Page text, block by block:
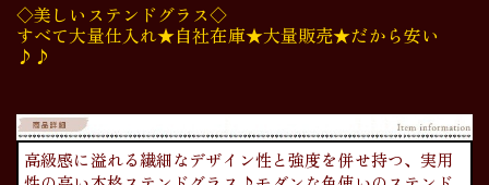
◇美しいステンドグラス◇
すべて大量仕入れ★自社在庫★大量販売★だから安い
♪♪
高級感に溢れる繊細なデザイン性と強度を併せ持つ、実用